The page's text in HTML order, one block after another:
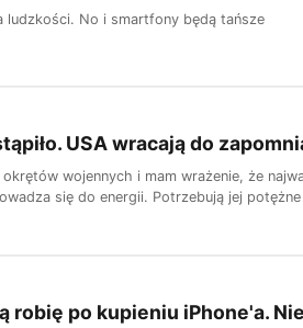
ludzkości. No i smartfony będą tańsze
USA wracają do
wojennych i mam wrażenie, że
się do energii. Potrzebują jej
robię po kupieniu iPhone'a.